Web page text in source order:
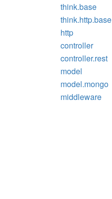
think.base
think.http.base
http
controller
controller.rest
model
model.mongo
middleware